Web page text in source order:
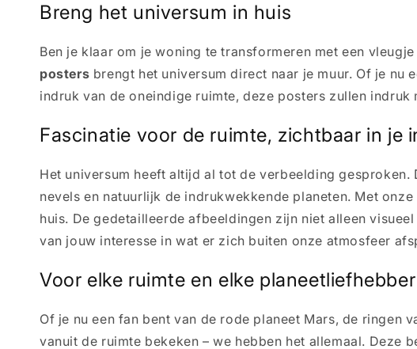
Breng het universum in huis
Ben je klaar om je woning te transformeren met een
posters brengt het universum direct naar je muur. Of je nu
indruk van de oneindige ruimte, deze posters zullen
Fascinatie voor de ruimte, zichtbaar in je
Het universum heeft altijd al tot de verbeelding
nevels en natuurlijk de indrukwekkende planeten. Met onze
huis. De gedetailleerde afbeeldingen zijn niet alleen
van jouw interesse in wat er zich buiten onze atmosfeer
Voor elke ruimte en elke planeetliefhebber
Of je nu een fan bent van de rode planeet Mars, de ringen
vanuit de ruimte bekeken – we hebben het allemaal. Deze